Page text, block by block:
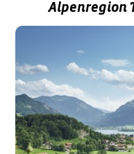
Alpenregion